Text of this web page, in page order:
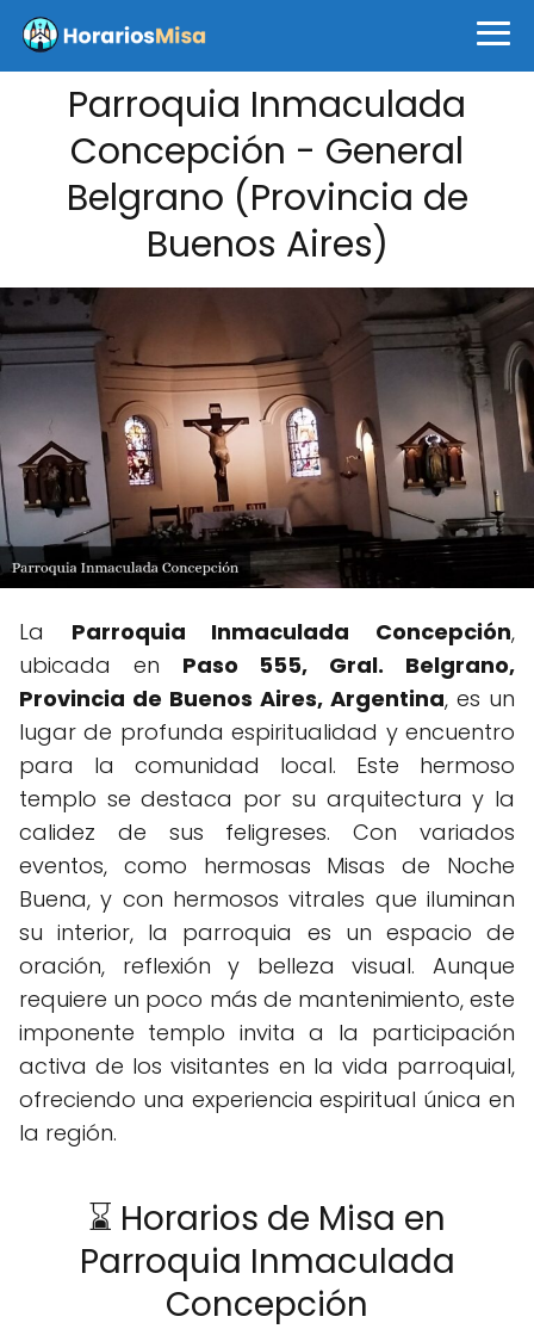
Parroquia Inmaculada
Concepción - General
Belgrano (Provincia de
Buenos Aires)
La Parroquia Inmaculada Concepción,
ubicada en Paso 555, Gral. Belgrano,
Provincia de Buenos Aires, Argentina, es un
lugar de profunda espiritualidad y encuentro
para la comunidad local. Este hermoso
templo se destaca por su arquitectura y la
calidez de sus feligreses. Con variados
eventos, como hermosas Misas de Noche
Buena, y con hermosos vitrales que iluminan
su interior, la parroquia es un espacio de
oración, reflexión y belleza visual. Aunque
requiere un poco más de mantenimiento, este
imponente templo invita a la participación
activa de los visitantes en la vida parroquial,
ofreciendo una experiencia espiritual única en
la región.
⌛ Horarios de Misa en
Parroquia Inmaculada
Concepción